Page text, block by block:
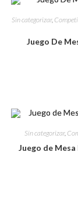
Sin categorizar,
Juego De
Sin categorizar,
Juego de